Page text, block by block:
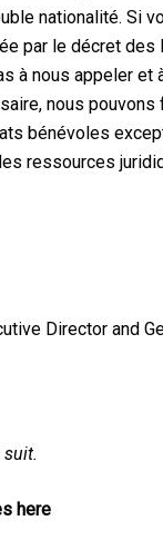
nationalité. Si
par le décret des
à nous appeler et
nous pouvons
bénévoles
ressources
Director and
suit.
here